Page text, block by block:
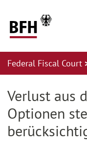
Federal Fiscal Court
Verlust aus
Optionen